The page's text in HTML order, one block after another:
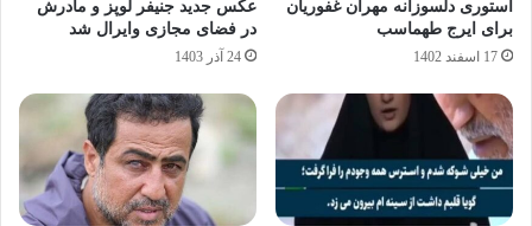
استوری دلسوزانه مهران غفوریان
برای ایرج طهماسب
17 اسفند 1402
عکس جدید جنیفر لوپز و مادرش
در فضای مجازی وایرال شد
24 آذر 1403